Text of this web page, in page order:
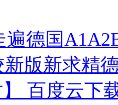
遍德国
版新求精
】 百度云下